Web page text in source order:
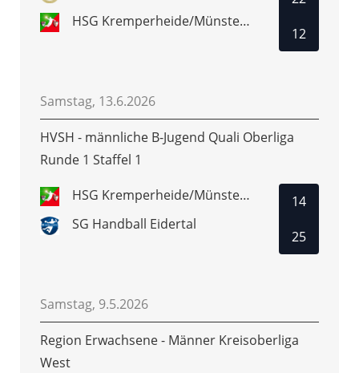
HSG Kremperheide/Münsterdorf
12
Samstag, 13.6.2026
HVSH - männliche B-Jugend Quali Oberliga
Runde 1 Staffel 1
HSG Kremperheide/Münsterdorf
SG Handball Eidertal
14
25
Samstag, 9.5.2026
Region Erwachsene - Männer Kreisoberliga
West